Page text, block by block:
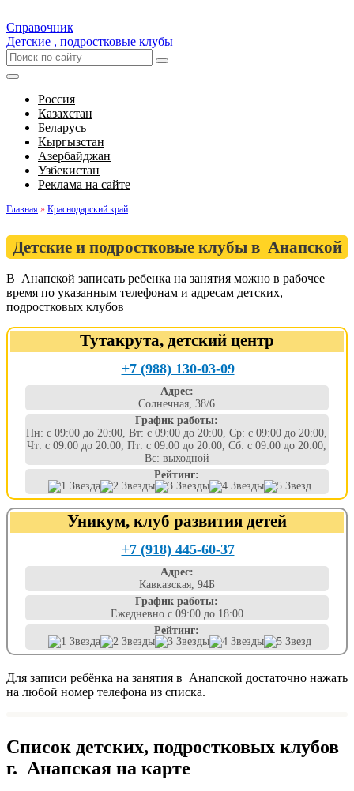
Справочник
Детские , подростковые клубы
Россия
Казахстан
Беларусь
Кыргызстан
Азербайджан
Узбекистан
Реклама на сайте
Главная » Краснодарский край
Детские и подростковые клубы в Анапской
В Анапской записать ребенка на занятия можно в рабочее
время по указанным телефонам и адресам детских,
подростковых клубов
Тутакрута, детский центр
+7 (988) 130-03-09
Адрес:
Солнечная, 38/6
График работы:
Пн: с 09:00 до 20:00, Вт: с 09:00 до 20:00, Ср: с 09:00 до 20:00,
Чт: с 09:00 до 20:00, Пт: с 09:00 до 20:00, Сб: с 09:00 до 20:00,
Вс: выходной
Рейтинг:
Уникум, клуб развития детей
+7 (918) 445-60-37
Адрес:
Кавказская, 94Б
График работы:
Ежедневно с 09:00 до 18:00
Рейтинг:
Для записи ребёнка на занятия в Анапской достаточно нажать
на любой номер телефона из списка.
Список детских, подростковых клубов
г. Анапская на карте